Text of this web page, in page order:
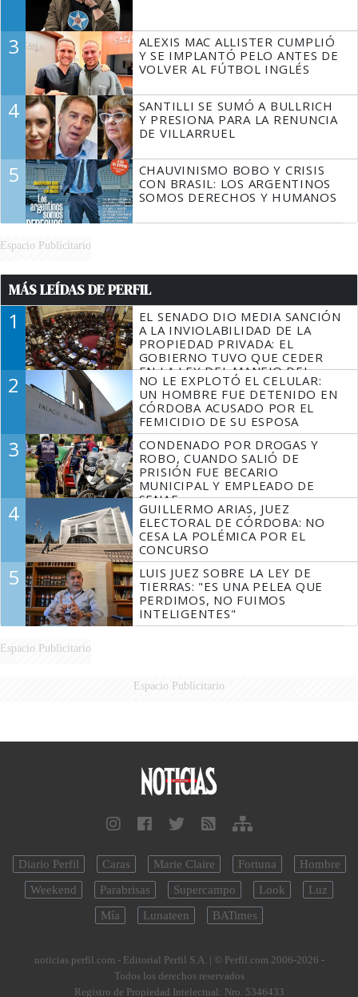
3
ALEXIS MAC ALLISTER CUMPLIÓ
Y SE IMPLANTÓ PELO ANTES DE
VOLVER AL FÚTBOL INGLÉS
4
SANTILLI SE SUMÓ A BULLRICH
Y PRESIONA PARA LA RENUNCIA
DE VILLARRUEL
5
CHAUVINISMO BOBO Y CRISIS
CON BRASIL: LOS ARGENTINOS
SOMOS DERECHOS Y HUMANOS
Espacio Publicitario
MÁS LEÍDAS DE PERFIL
1
EL SENADO DIO MEDIA SANCIÓN
A LA INVIOLABILIDAD DE LA
PROPIEDAD PRIVADA: EL
GOBIERNO TUVO QUE CEDER
EN LA LEY DEL MANEJO DEL
FUEGO
2
NO LE EXPLOTÓ EL CELULAR:
UN HOMBRE FUE DETENIDO EN
CÓRDOBA ACUSADO POR EL
FEMICIDIO DE SU ESPOSA
3
CONDENADO POR DROGAS Y
ROBO, CUANDO SALIÓ DE
PRISIÓN FUE BECARIO
MUNICIPAL Y EMPLEADO DE
SENAF
4
GUILLERMO ARIAS, JUEZ
ELECTORAL DE CÓRDOBA: NO
CESA LA POLÉMICA POR EL
CONCURSO
5
LUIS JUEZ SOBRE LA LEY DE
TIERRAS: "ES UNA PELEA QUE
PERDIMOS, NO FUIMOS
INTELIGENTES"
Espacio Publicitario
Espacio Publicitario
Diario Perfil Caras Marie Claire Fortuna
Hombre
Weekend
Parabrisas Supercampo Look
Luz
Mía
Lunateen BATimes
noticias.perfil.com - Editorial Perfil S.A. | © Perfil.com 2006-2026 -
Todos los derechos reservados
Registro de Propiedad Intelectual: Nro. 5346433